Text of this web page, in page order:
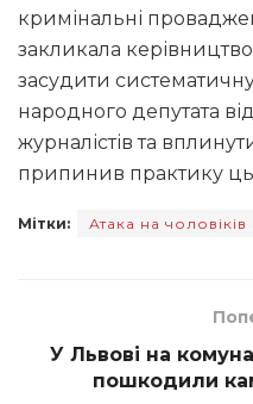
кримінальні
закликала
засудити
народного депутата
журналістів та
припинив практику
Мітки: Атака на чоловіків
У Львові на
пошкодили